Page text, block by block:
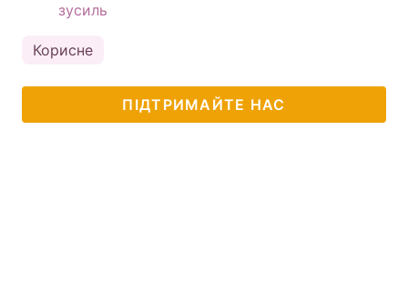
зусиль
Корисне
ПІДТРИМАЙТЕ НАС